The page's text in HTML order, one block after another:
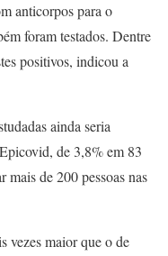
anticorpos para o
foram testados. Dentre
positivos, indicou a
ainda seria
de 3,8% em 83
mais de 200 pessoas nas
vezes maior que o de